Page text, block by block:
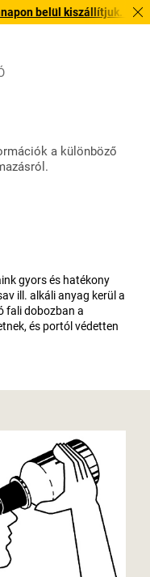
Fedezze fel
a különböző
gyors és hatékony
ill. alkáli anyag kerül a
fali dobozban a
és portól védetten